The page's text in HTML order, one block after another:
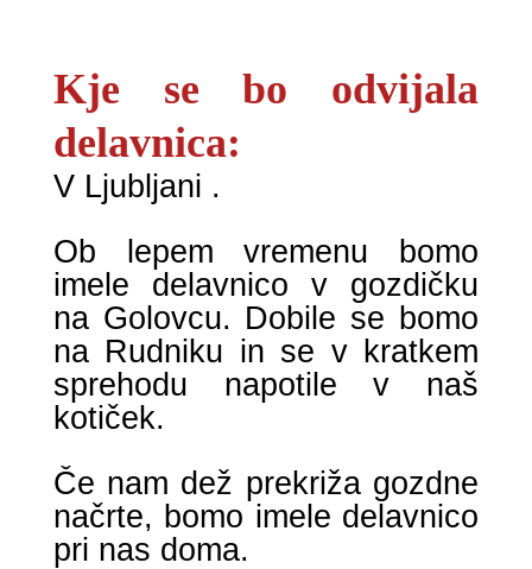
Kje se bo odvijala
delavnica:
V Ljubljani .
Ob lepem vremenu bomo
imele delavnico v gozdičku
na Golovcu. Dobile se bomo
na Rudniku in se v kratkem
sprehodu napotile v naš
kotiček.
Če nam dež prekriža gozdne
načrte, bomo imele delavnico
pri nas doma.